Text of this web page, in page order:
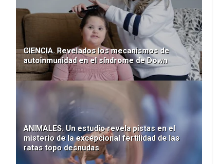
CIENCIA. Revelados los mecanismos de
autoinmunidad en el síndrome de Down
ANIMALES. Un estudio revela pistas en el
misterio de la excepcional fertilidad de las
ratas topo desnudas